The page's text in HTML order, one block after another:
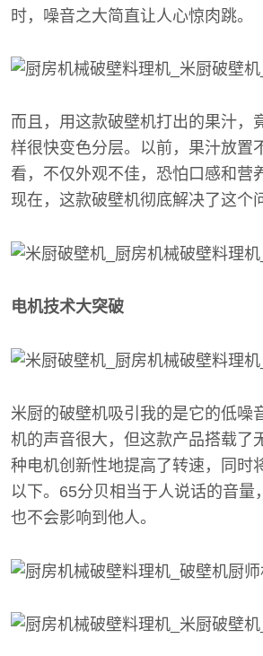
时，噪音之大简直让人心惊肉跳。
而且，用这款破壁机打出的果汁，
样很快变色分层。以前，果汁放置
看，不仅外观不佳，恐怕口感和营
现在，这款破壁机彻底解决了这个
电机技术大突破
米厨的破壁机吸引我的是它的低噪
机的声音很大，但这款产品搭载了
种电机创新性地提高了转速，同时
以下。65分贝相当于人说话的音量
也不会影响到他人。